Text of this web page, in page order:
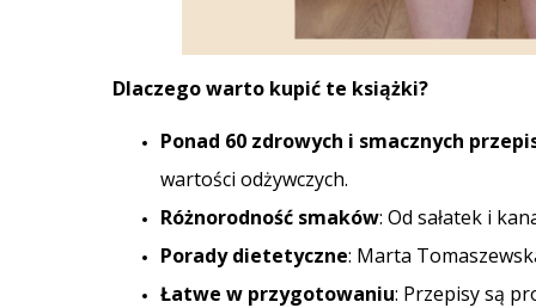
Dlaczego warto kupić te książki?
Ponad 60 zdrowych i smacznych
wartości odżywczych.
Różnorodność smaków: Od sałatek i
Porady dietetyczne: Marta
Łatwe w przygotowaniu: Przepisy są